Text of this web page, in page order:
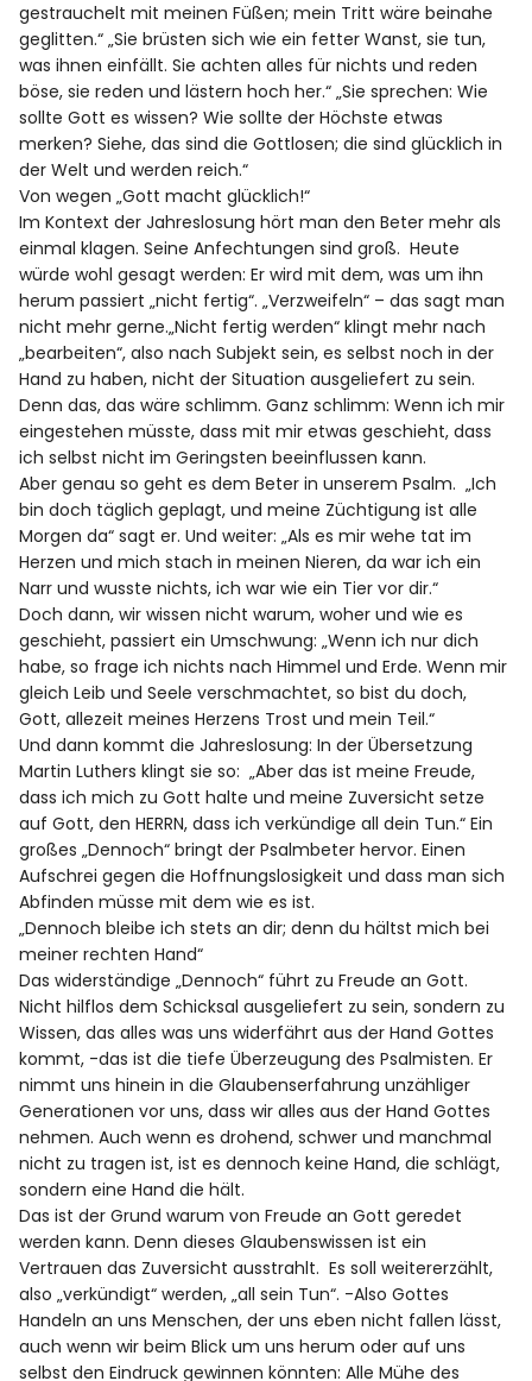
gestrauchelt mit meinen Füßen; mein Tritt wäre beinahe
geglitten.“ „Sie brüsten sich wie ein fetter Wanst, sie tun,
was ihnen einfällt. Sie achten alles für nichts und reden
böse, sie reden und lästern hoch her.“ „Sie sprechen: Wie
sollte Gott es wissen? Wie sollte der Höchste etwas
merken? Siehe, das sind die Gottlosen; die sind glücklich in
der Welt und werden reich.“
Von wegen „Gott macht glücklich!“
Im Kontext der Jahreslosung hört man den Beter mehr als
einmal klagen. Seine Anfechtungen sind groß. Heute
würde wohl gesagt werden: Er wird mit dem, was um ihn
herum passiert „nicht fertig“. „Verzweifeln“ – das sagt man
nicht mehr gerne.„Nicht fertig werden“ klingt mehr nach
„bearbeiten“, also nach Subjekt sein, es selbst noch in der
Hand zu haben, nicht der Situation ausgeliefert zu sein.
Denn das, das wäre schlimm. Ganz schlimm: Wenn ich mir
eingestehen müsste, dass mit mir etwas geschieht, dass
ich selbst nicht im Geringsten beeinflussen kann.
Aber genau so geht es dem Beter in unserem Psalm. „Ich
bin doch täglich geplagt, und meine Züchtigung ist alle
Morgen da“ sagt er. Und weiter: „Als es mir wehe tat im
Herzen und mich stach in meinen Nieren, da war ich ein
Narr und wusste nichts, ich war wie ein Tier vor dir.“
Doch dann, wir wissen nicht warum, woher und wie es
geschieht, passiert ein Umschwung: „Wenn ich nur dich
habe, so frage ich nichts nach Himmel und Erde. Wenn mir
gleich Leib und Seele verschmachtet, so bist du doch,
Gott, allezeit meines Herzens Trost und mein Teil.“
Und dann kommt die Jahreslosung: In der Übersetzung
Martin Luthers klingt sie so: „Aber das ist meine Freude,
dass ich mich zu Gott halte und meine Zuversicht setze
auf Gott, den HERRN, dass ich verkündige all dein Tun.“ Ein
großes „Dennoch“ bringt der Psalmbeter hervor. Einen
Aufschrei gegen die Hoffnungslosigkeit und dass man sich
Abfinden müsse mit dem wie es ist.
„Dennoch bleibe ich stets an dir; denn du hältst mich bei
meiner rechten Hand“
Das widerständige „Dennoch“ führt zu Freude an Gott.
Nicht hilflos dem Schicksal ausgeliefert zu sein, sondern zu
Wissen, das alles was uns widerfährt aus der Hand Gottes
kommt, -das ist die tiefe Überzeugung des Psalmisten. Er
nimmt uns hinein in die Glaubenserfahrung unzähliger
Generationen vor uns, dass wir alles aus der Hand Gottes
nehmen. Auch wenn es drohend, schwer und manchmal
nicht zu tragen ist, ist es dennoch keine Hand, die schlägt,
sondern eine Hand die hält.
Das ist der Grund warum von Freude an Gott geredet
werden kann. Denn dieses Glaubenswissen ist ein
Vertrauen das Zuversicht ausstrahlt. Es soll weitererzählt,
also „verkündigt“ werden, „all sein Tun“. -Also Gottes
Handeln an uns Menschen, der uns eben nicht fallen lässt,
auch wenn wir beim Blick um uns herum oder auf uns
selbst den Eindruck gewinnen könnten: Alle Mühe des